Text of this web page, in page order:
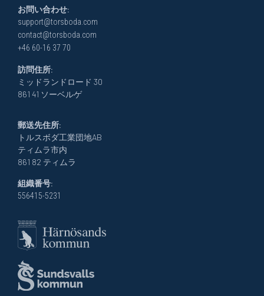
お問い合わせ:
support@torsboda.com
contact@torsboda.com
+46 60-16 37 70
訪問住所:
ミッドランドロード 30
861 41 ソーベルゲ
郵送先住所:
トルスボダ工業団地AB
ティムラ市内
861 82 ティムラ
組織番号:
556415-5231